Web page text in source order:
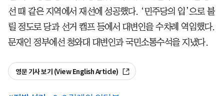
선 때 같은 지역에서 재선에 성공했다. ‘민주당의 입’으로 불
릴 정도로 당과 선거 캠프 등에서 대변인을 수차례 역임했다.
문재인 정부에선 청와대 대변인과 국민소통수석을 지냈다.
영문 기사 보기 (View English Article)